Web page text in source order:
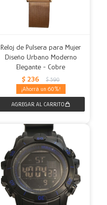
Reloj de Pulsera para Mujer
Diseño Urbano Moderno
Elegante - Cobre
$ 236 $ 590
60